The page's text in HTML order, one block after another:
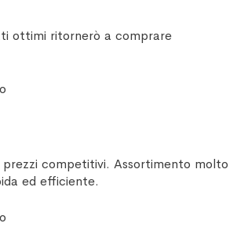
ottimi ritornerò a comprare
competitivi. Assortimento molto
ed efficiente.